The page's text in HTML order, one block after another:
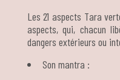
Les 21 aspects Tara
aspects, qui, chacun
dangers extérieurs ou
Son mantra :